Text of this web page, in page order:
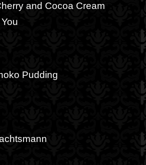
and Cocoa Cream
Pudding